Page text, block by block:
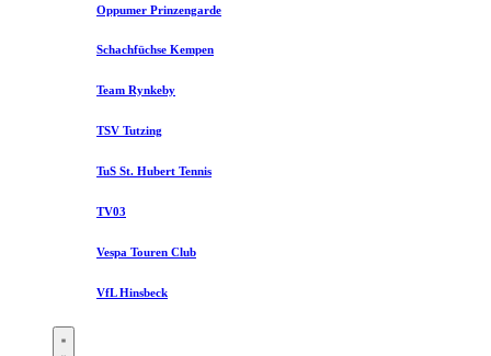
Oppumer Prinzengarde
Schachfüchse Kempen
Team Rynkeby
TSV Tutzing
TuS St. Hubert Tennis
TV03
Vespa Touren Club
VfL Hinsbeck